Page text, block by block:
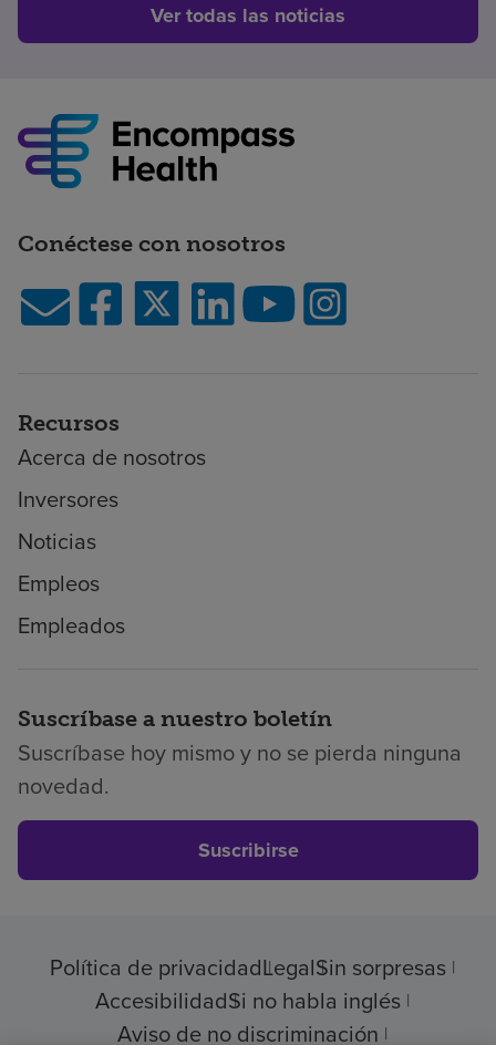
Ver todas las noticias
Conéctese con nosotros
Recursos
Acerca de nosotros
Inversores
Noticias
Empleos
Empleados
Suscríbase a nuestro boletín
Suscríbase hoy mismo y no se pierda ninguna
novedad.
Suscribirse
Política de privacidadLegalSin sorpresas
AccesibilidadSi no habla inglés
Aviso de no discriminación